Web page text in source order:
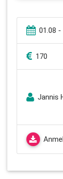
01.08 -
170
Jannis